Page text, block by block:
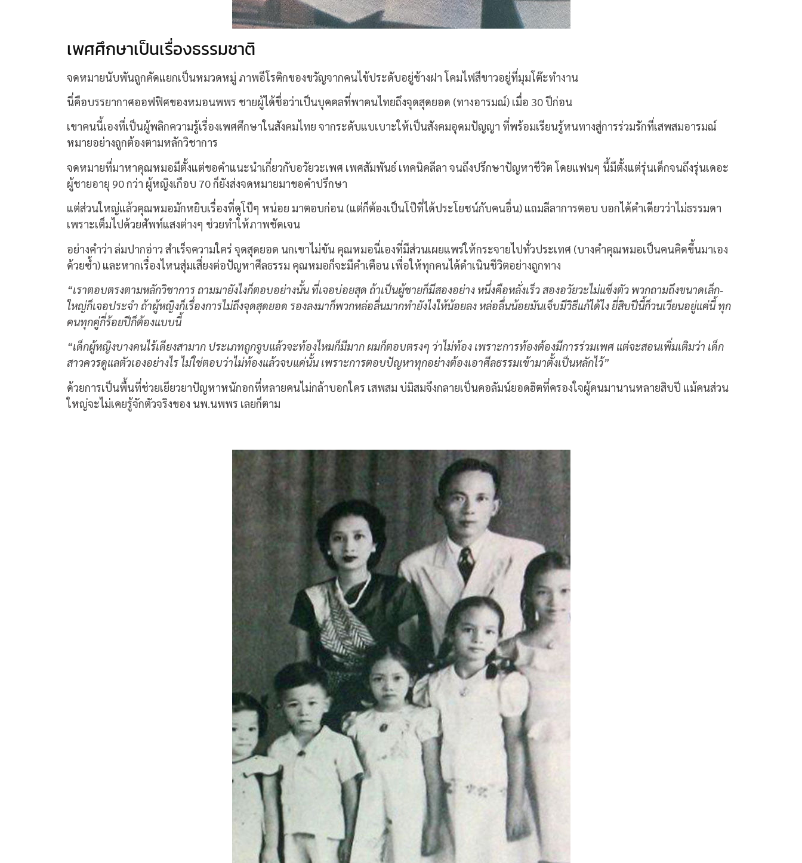
เพศศึกษาเป็นเรื่องธรรมชาติ
จดหมายนับพันถูกคัดแยกเป็นหมวดหมู่ ภาพอีโรติกของขวัญจากคนไข้ประดับอยู่ข้างฝา โคมไฟสีขาวอยู่ที่มุมโต๊ะทำงาน
นี่คือบรรยากาศออฟฟิศของหมอนพพร ชายผู้ได้ชื่อว่าเป็นบุคคลที่พาคนไทยถึงจุดสุดยอด (ทางอารมณ์) เมื่อ 30 ปีก่อน
เขาคนนี้เองที่เป็นผู้พลิกความรู้เรื่องเพศศึกษาในสังคมไทย จากระดับแบเบาะให้เป็นสังคมอุดมปัญญา ที่พร้อมเรียนรู้หนทางสู่การร่วมรักที่เสพสมอารมณ์
หมายอย่างถูกต้องตามหลักวิชาการ
จดหมายที่มาหาคุณหมอมีตั้งแต่ขอคำแนะนำเกี่ยวกับอวัยวะเพศ เพศสัมพันธ์ เทคนิคลีลา จนถึงปรึกษาปัญหาชีวิต โดยแฟนๆ นี้มีตั้งแต่รุ่นเด็กจนถึงรุ่นเดอะ
ผู้ชายอายุ 90 กว่า ผู้หญิงเกือบ 70 ก็ยังส่งจดหมายมาขอคำปรึกษา
แต่ส่วนใหญ่แล้วคุณหมอมักหยิบเรื่องที่ดูโป๊ๆ หน่อย มาตอบก่อน (แต่ก็ต้องเป็นโป๊ที่ได้ประโยชน์กับคนอื่น) แถมลีลาการตอบ บอกได้คำเดียวว่าไม่ธรรมดา
เพราะเต็มไปด้วยศัพท์แสงต่างๆ ช่วยทำให้ภาพชัดเจน
อย่างคำว่า ล่มปากอ่าว สำเร็จความใคร่ จุดสุดยอด นกเขาไม่ขัน คุณหมอนี่เองที่มีส่วนเผยแพร่ให้กระจายไปทั่วประเทศ (บางคำคุณหมอเป็นคนคิดขึ้นมาเอง
ด้วยซ้ำ) และหากเรื่องไหนสุ่มเสี่ยงต่อปัญหาศีลธรรม คุณหมอก็จะมีคำเตือน เพื่อให้ทุกคนได้ดำเนินชีวิตอย่างถูกทาง
“เราตอบตรงตามหลักวิชาการ ถามมายังไงก็ตอบอย่างนั้น ที่เจอบ่อยสุด ถ้าเป็นผู้ชายก็มีสองอย่าง หนึ่งคือหลั่งเร็ว สองอวัยวะไม่แข็งตัว พวกถามถึงขนาดเล็ก-
ใหญ่ก็เจอประจำ ถ้าผู้หญิงก็เรื่องการไม่ถึงจุดสุดยอด รองลงมาก็พวกหล่อลื่นมากทำยังไงให้น้อยลง หล่อลื่นน้อยมันเจ็บมีวิธีแก้ได้ไง ยี่สิบปีนี้ก็วนเวียนอยู่แค่นี้ ทุก
คนทุกคู่กี่ร้อยปีก็ต้องแบบนี้
“เด็กผู้หญิงบางคนไร้เดียงสามาก ประเภทถูกจูบแล้วจะท้องไหมก็มีมาก ผมก็ตอบตรงๆ ว่าไม่ท้อง เพราะการท้องต้องมีการร่วมเพศ แต่จะสอนเพิ่มเติมว่า เด็ก
สาวควรดูแลตัวเองอย่างไร ไม่ใช่ตอบว่าไม่ท้องแล้วจบแค่นั้น เพราะการตอบปัญหาทุกอย่างต้องเอาศีลธรรมเข้ามาตั้งเป็นหลักไว้”
ด้วยการเป็นพื้นที่ช่วยเยียวยาปัญหาหนักอกที่หลายคนไม่กล้าบอกใคร เสพสม บ่มิสมจึงกลายเป็นคอลัมน์ยอดฮิตที่ครองใจผู้คนมานานหลายสิบปี แม้คนส่วน
ใหญ่จะไม่เคยรู้จักตัวจริงของ นพ.นพพร เลยก็ตาม